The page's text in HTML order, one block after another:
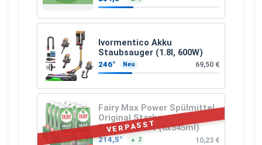
Ivormentico Akku
Staubsauger (1.8l, 600W)
246° Neu 69,50 €
VERPASST
Fairy Max Power Spülmittel
Original Starke
Fettlösekraft (8x545ml)
214,5° ▲ 2 10,23 €